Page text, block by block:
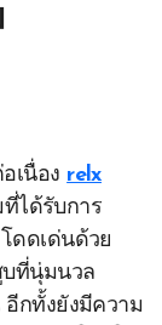
เนื่อง relx
ได้รับการ
ดดเด่นด้วย
บที่นุ่มนวล
อีกทั้งยังมีความ